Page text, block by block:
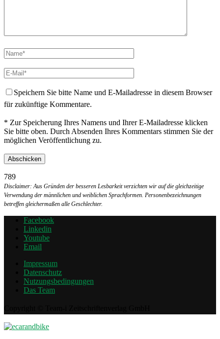
Speichern Sie bitte Name und E-Mailadresse in diesem Browser
für zukünftige Kommentare.
* Zur Speicherung Ihres Namens und Ihrer E-Mailadresse klicken
Sie bitte oben. Durch Absenden Ihres Kommentars stimmen Sie der
möglichen Veröffentlichung zu.
789
Disclaimer: Aus Gründen der besseren Lesbarkeit verzichten wir auf die gleichzeitige
Verwendung der männlichen und weiblichen Sprachformen. Personenbezeichnungen
betreffen gleichermaßen alle Geschlechter.
Facebook
Linkedin
Youtube
Email
Impressum
Datenschutz
Nutzungsbedingungen
Das Team